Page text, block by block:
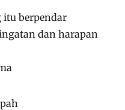
berpendar
dan harapan